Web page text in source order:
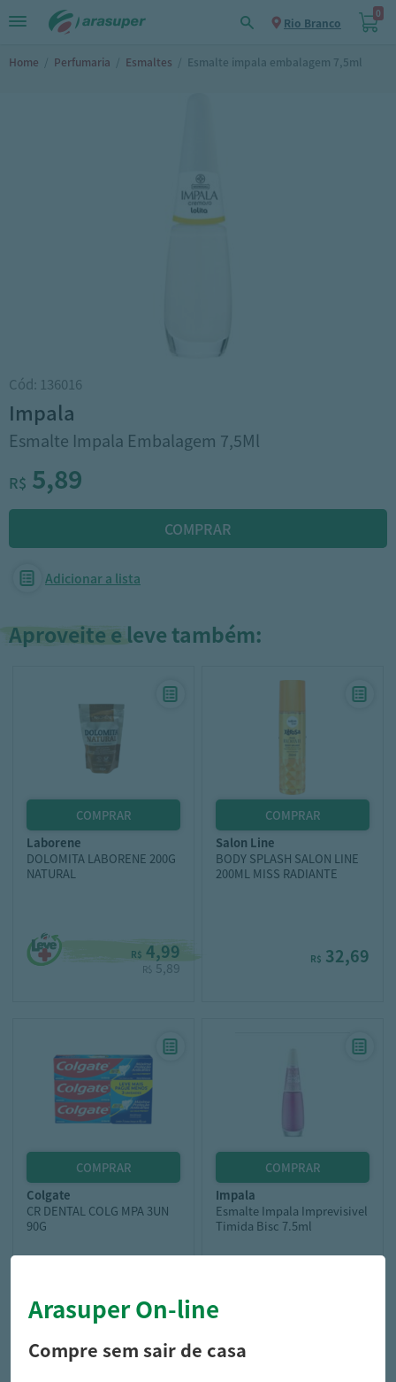
Rio Branco
0
Home / Perfumaria / Esmaltes / Esmalte impala embalagem 7,5ml
Cód: 136016
impala
Esmalte Impala Embalagem 7,5Ml
R$ 5,89
Adicionar a lista
Aproveite e leve também:
laborene
DOLOMITA LABORENE 200G
NATURAL
R$ 4,99
R$ 5,89
salon line
BODY SPLASH SALON LINE
200ML MISS RADIANTE
R$ 32,69
colgate
CR DENTAL COLG MPA 3UN
90G
R$ 15,99
impala
Esmalte Impala Imprevisivel
Timida Bisc 7.5ml
Arasuper On-line
Compre sem sair de casa